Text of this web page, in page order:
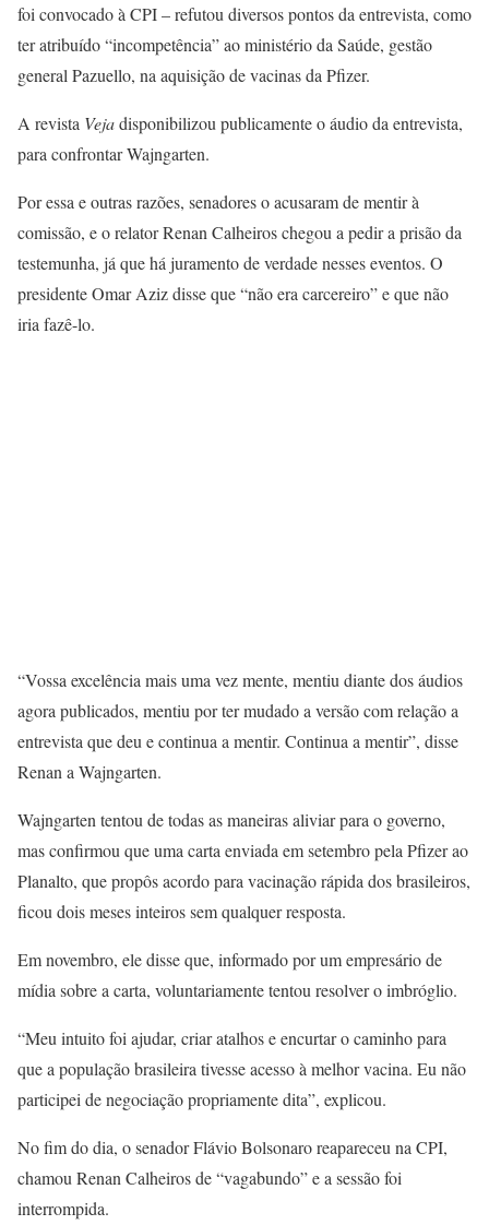
foi convocado à CPI – refutou diversos pontos da entrevista, como
ter atribuído “incompetência” ao ministério da Saúde, gestão
general Pazuello, na aquisição de vacinas da Pfizer.
A revista Vejadisponibilizou publicamente o áudio da entrevista,
para confrontar Wajngarten.
Por essa e outras razões, senadores o acusaram de mentir à
comissão, e o relator Renan Calheiros chegou a pedir a prisão da
testemunha, já que há juramento de verdade nesses eventos. O
presidente Omar Aziz disse que “não era carcereiro” e que não
iria fazê-lo.
“Vossa excelência mais uma vez mente, mentiu diante dos áudios
agora publicados, mentiu por ter mudado a versão com relação a
entrevista que deu e continua a mentir. Continua a mentir”, disse
Renan a Wajngarten.
Wajngarten tentou de todas as maneiras aliviar para o governo,
mas confirmou que uma carta enviada em setembro pela Pfizer ao
Planalto, que propôs acordo para vacinação rápida dos brasileiros,
ficou dois meses inteiros sem qualquer resposta.
Em novembro, ele disse que, informado por um empresário de
mídia sobre a carta, voluntariamente tentou resolver o imbróglio.
“Meu intuito foi ajudar, criar atalhos e encurtar o caminho para
que a população brasileira tivesse acesso à melhor vacina. Eu não
participei de negociação propriamente dita”, explicou.
No fim do dia, o senador Flávio Bolsonaro reapareceu na CPI,
chamou Renan Calheiros de “vagabundo” e a sessão foi
interrompida.